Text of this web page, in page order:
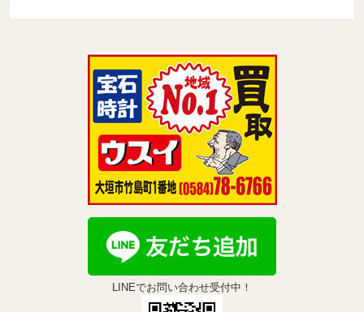
LINEでお問い合わせ受付中！